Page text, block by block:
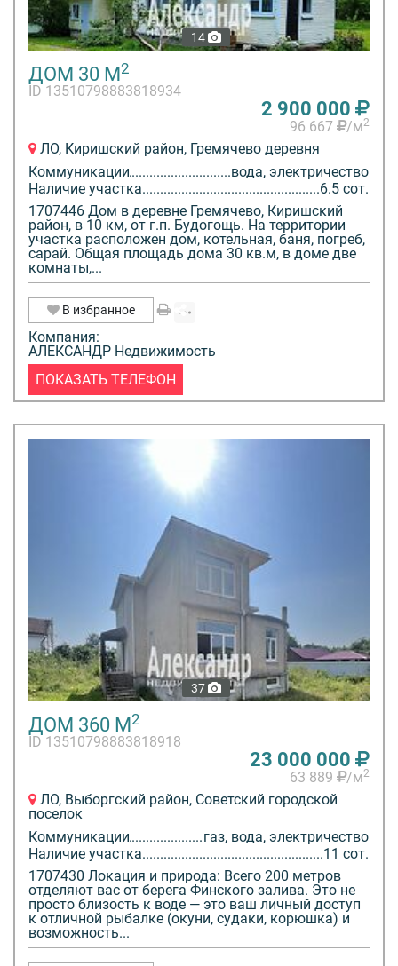
14
ДОМ 30 М2
ID 13510798883818934
2 900 000
96 667 /м2
ЛО, Киришский район, Гремячево деревня
Коммуникации
вода, электричество
Наличие участка
6.5 сот.
1707446 Дом в деревне Гремячево, Киришский
район, в 10 км, от г.п. Будогощь. На территории
участка расположен дом, котельная, баня, погреб,
сарай. Общая площадь дома 30 кв.м, в доме две
комнаты,...
В избранное
Компания:
АЛЕКСАНДР Недвижимость
ПОКАЗАТЬ ТЕЛЕФОН
37
ДОМ 360 М2
ID 13510798883818918
23 000 000
63 889 /м2
ЛО, Выборгский район, Советский городской
поселок
Коммуникации
газ, вода, электричество
Наличие участка
11 сот.
1707430 Локация и природа: Всего 200 метров
отделяют вас от берега Финского залива. Это не
просто близость к воде — это ваш личный доступ
к отличной рыбалке (окуни, судаки, корюшка) и
возможность...